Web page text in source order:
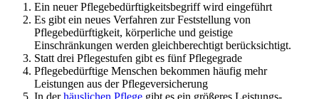
Ein neuer Pflegebedürftigkeitsbegriff wird eingeführt
Es gibt ein neues Verfahren zur Feststellung von
Pflegebedürftigkeit, körperliche und geistige
Einschränkungen werden gleichberechtigt berücksichtigt.
Statt drei Pflegestufen gibt es fünf Pflegegrade
Pflegebedürftige Menschen bekommen häufig mehr
Leistungen aus der Pflegeversicherung